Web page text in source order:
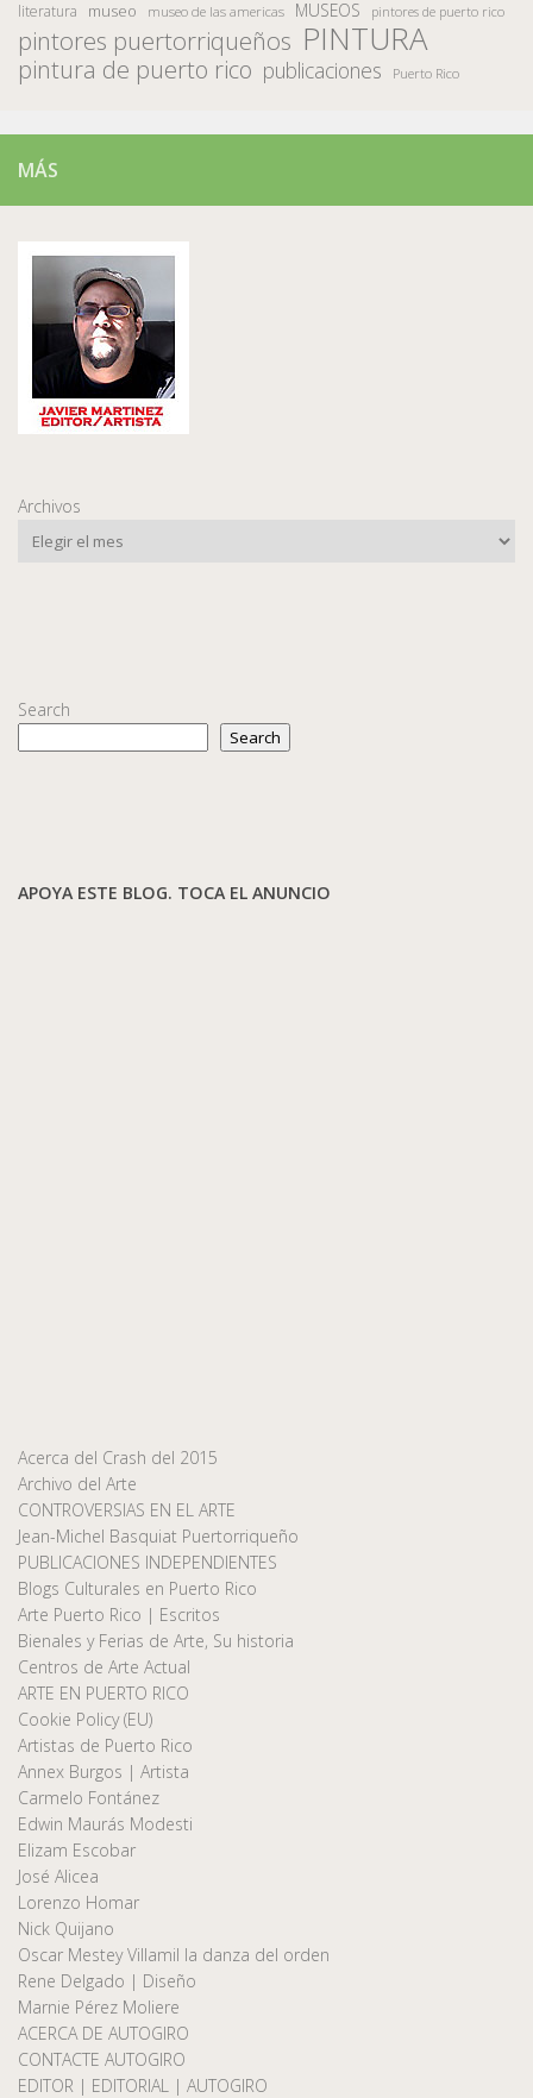
literatura museo museo de las americas MUSEOS pintores de puerto rico
pintores puertorriqueños PINTURA
pintura de puerto rico publicaciones Puerto Rico
MÁS
Archivos
Search
Search
APOYA ESTE BLOG. TOCA EL ANUNCIO
Acerca del Crash del 2015
Archivo del Arte
CONTROVERSIAS EN EL ARTE
Jean-Michel Basquiat Puertorriqueño
PUBLICACIONES INDEPENDIENTES
Blogs Culturales en Puerto Rico
Arte Puerto Rico | Escritos
Bienales y Ferias de Arte, Su historia
Centros de Arte Actual
ARTE EN PUERTO RICO
Cookie Policy (EU)
Artistas de Puerto Rico
Annex Burgos | Artista
Carmelo Fontánez
Edwin Maurás Modesti
Elizam Escobar
José Alicea
Lorenzo Homar
Nick Quijano
Oscar Mestey Villamil la danza del orden
Rene Delgado | Diseño
Marnie Pérez Moliere
ACERCA DE AUTOGIRO
CONTACTE AUTOGIRO
EDITOR | EDITORIAL | AUTOGIRO